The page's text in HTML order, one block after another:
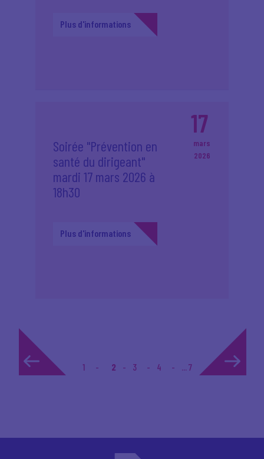
Plus d'informations
17
mars
2026
Soirée "Prévention en
santé du dirigeant"
mardi 17 mars 2026 à
18h30
Plus d'informations
1 2 3 4 ... 7